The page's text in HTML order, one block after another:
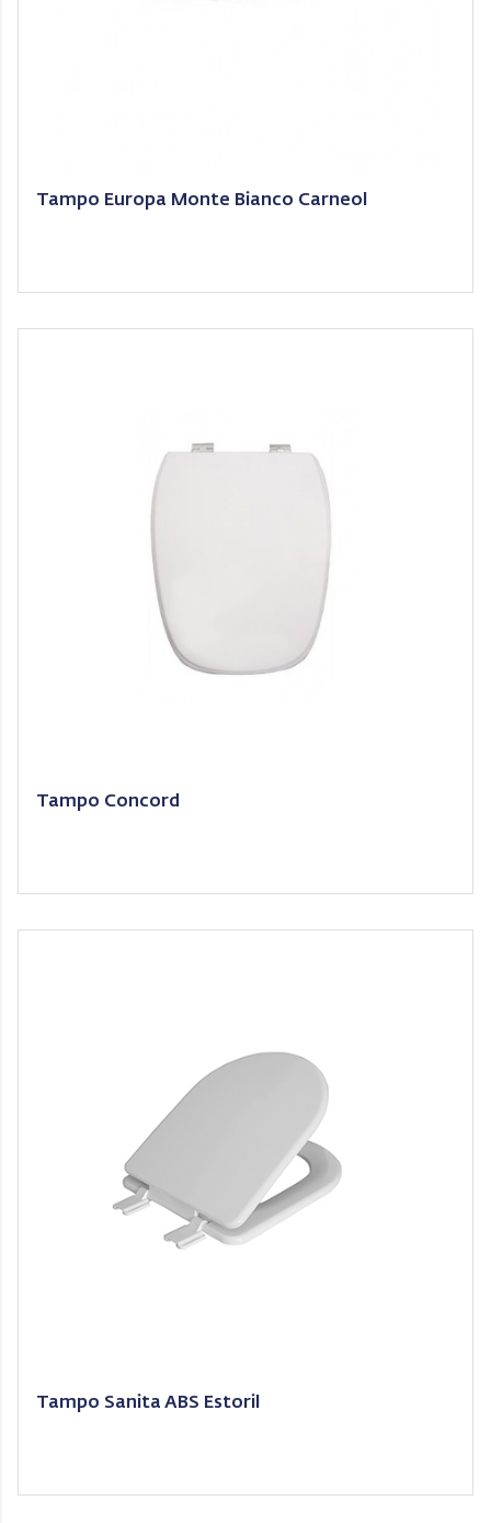
Tampo Europa Monte Bianco Carneol
Tampo Concord
Tampo Sanita ABS Estoril